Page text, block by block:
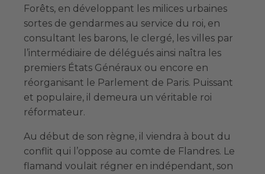
Forêts, en développant les milices urbaines
sortes de gendarmes au service du roi, en
consultant les barons, le clergé, les villes par
l’intermédiaire de délégués ainsi naîtra les
premiers États Généraux ou encore en
réorganisant le Parlement de Paris. Puissant
et populaire, il demeura un véritable roi
réformateur.
Au début de son règne, il viendra à bout du
conflit qui l’oppose au comte de Flandres. Le
flamand voulait régner en indépendant, son